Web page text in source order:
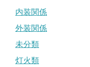
内装関係
外装関係
未分類
灯火類